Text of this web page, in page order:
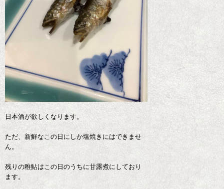
日本酒が欲しくなります。
ただ、新鮮なこの日にしか塩焼きにはできませ
ん。
残りの稚鮎はこの日のうちに甘露煮にしており
ます。